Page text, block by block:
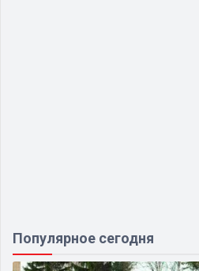
Популярное сегодня